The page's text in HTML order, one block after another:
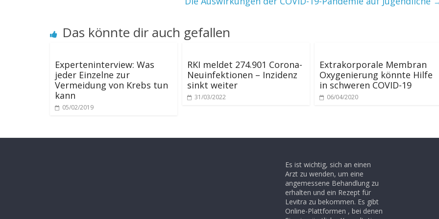
Das könnte dir auch gefallen
Experteninterview: Was
jeder Einzelne zur
Vermeidung von Krebs tun
kann
05/02/2019
RKI meldet 274.901 Corona-
Neuinfektionen – Inzidenz
sinkt weiter
31/03/2022
Extrakorporale Membran
Oxygenierung könnte Hilfe
in schweren COVID-19
06/04/2020
Es ist wichtig, sich an einen
Arzt zu wenden, um eine
angemessene Behandlung zu
erhalten und ein Rezept für
Levitra zu bekommen. Es gibt
Online-Plattformen , bei denen